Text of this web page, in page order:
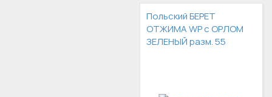
Польский БЕРЕТ
ОТЖИМА WP с ОРЛОМ
ЗЕЛЕНЫЙ разм. 55